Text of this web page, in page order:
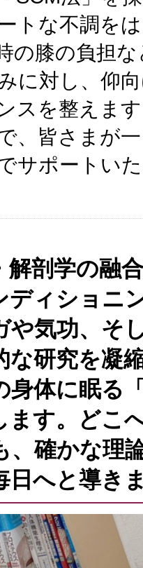
トな不調を
の膝の負担
に対し、仰
スを整えま
、皆さまが
サポートい
解剖学の融
ディショニ
や気功、そ
な研究を凝
身体に眠る
ます。どこ
、確かな理
日へと導き